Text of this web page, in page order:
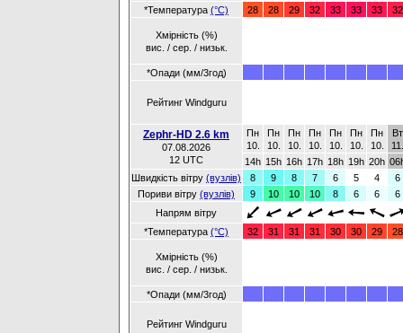
*Температура (°C) 28 28 29 32 33 33 33 32
Хмірність (%)
вис. / сер. / низьк.
*Опади (мм/3год)
Рейтинг Windguru
Zephr-HD 2.6 km
07.08.2026
12 UTC
Пн
10.
Пн
10.
Пн
10.
Пн
10.
Пн
10.
Пн
10.
Пн
10.
Вт
11.
14h 15h 16h 17h 18h 19h 20h
Швидкість вітру (вузлів) 8 9 8 7 6 5 4
6
Пориви вітру (вузлів) 9 10 10 10 8 6 6
6
Напрям вітру
*Температура (°C) 32 31 31 31 30 30 29 28
Хмірність (%)
вис. / сер. / низьк.
*Опади (мм/3год)
Рейтинг Windguru